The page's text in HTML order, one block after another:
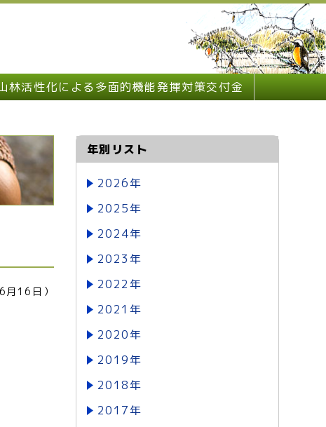
林活性化による多面的機能発揮対策交付金
月16日）
年別リスト
2026年
2025年
2024年
2023年
2022年
2021年
2020年
2019年
2018年
2017年